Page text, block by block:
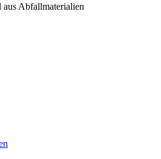
Abfallmaterialien